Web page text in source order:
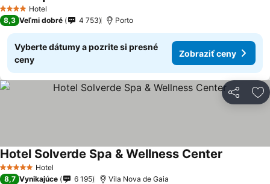
4 Počet hviezdičiek
Hotel
8,3 Veľmi dobré 4 753 Porto
Vyberte dátumy a pozrite si presné
ceny
Zobraziť ceny
Zdieľať
5 Počet hviezdičiek
Hotel
Hotel Solverde Spa & Wellness Center
8,7 Vynikajúce 6 195 Vila Nova de Gaia